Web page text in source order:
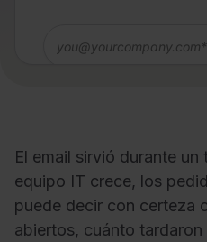
El email sirvió durante
equipo IT crece, los
puede decir con certeza
abiertos, cuánto